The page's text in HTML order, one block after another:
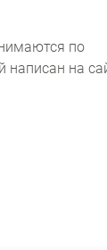
по
написан на